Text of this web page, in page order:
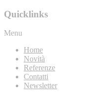
Quicklinks
Menu
Home
Novità
Referenze
Contatti
Newsletter